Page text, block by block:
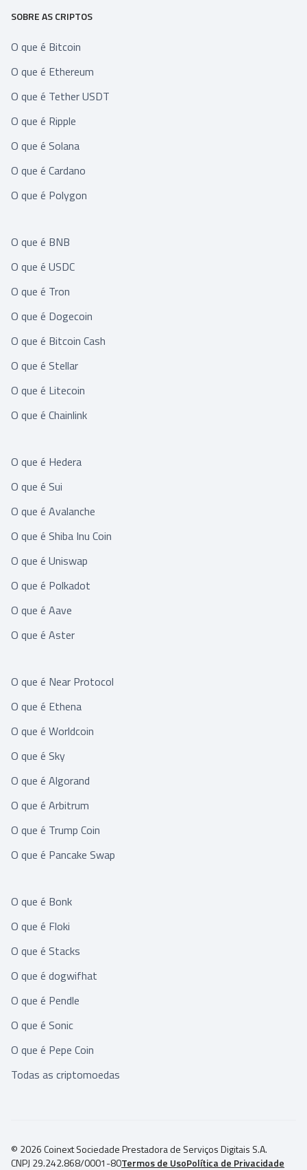
SOBRE AS CRIPTOS
O que é Bitcoin
O que é Ethereum
O que é Tether USDT
O que é Ripple
O que é Solana
O que é Cardano
O que é Polygon
O que é BNB
O que é USDC
O que é Tron
O que é Dogecoin
O que é Bitcoin Cash
O que é Stellar
O que é Litecoin
O que é Chainlink
O que é Hedera
O que é Sui
O que é Avalanche
O que é Shiba Inu Coin
O que é Uniswap
O que é Polkadot
O que é Aave
O que é Aster
O que é Near Protocol
O que é Ethena
O que é Worldcoin
O que é Sky
O que é Algorand
O que é Arbitrum
O que é Trump Coin
O que é Pancake Swap
O que é Bonk
O que é Floki
O que é Stacks
O que é dogwifhat
O que é Pendle
O que é Sonic
O que é Pepe Coin
Todas as criptomoedas
© 2026 Coinext Sociedade Prestadora de Serviços Digitais S.A.
CNPJ 29.242.868/0001-80Termos de UsoPolítica de Privacidade